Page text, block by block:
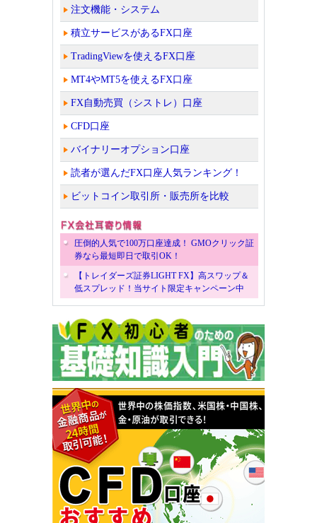
注文機能・システム
積立サービスがあるFX口座
TradingViewを使えるFX口座
MT4やMT5を使えるFX口座
FX自動売買（シストレ）口座
CFD口座
バイナリーオプション口座
読者が選んだFX口座人気ランキング！
ビットコイン取引所・販売所を比較
圧倒的人気で100万口座達成！ GMOクリック証
券なら最短即日で取引OK！
【トレイダーズ証券LIGHT FX】高スワップ＆
低スプレッド！当サイト限定キャンペーン中